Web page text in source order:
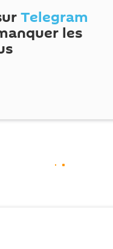
Telegram
les